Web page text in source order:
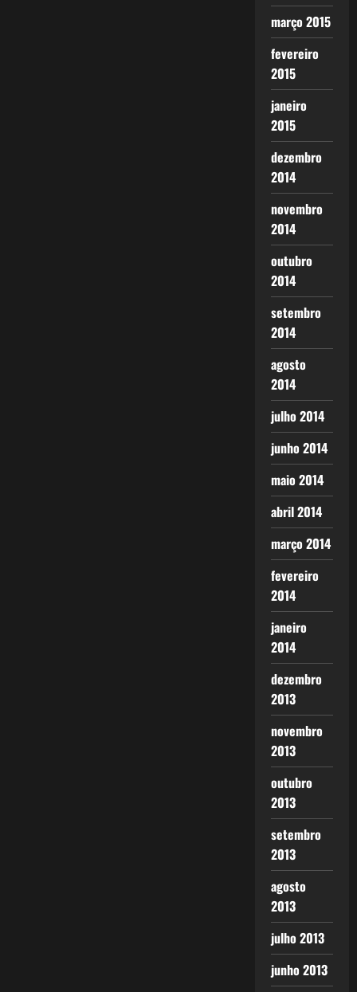
março 2015
fevereiro
2015
janeiro
2015
dezembro
2014
novembro
2014
outubro
2014
setembro
2014
agosto
2014
julho 2014
junho 2014
maio 2014
abril 2014
março 2014
fevereiro
2014
janeiro
2014
dezembro
2013
novembro
2013
outubro
2013
setembro
2013
agosto
2013
julho 2013
junho 2013